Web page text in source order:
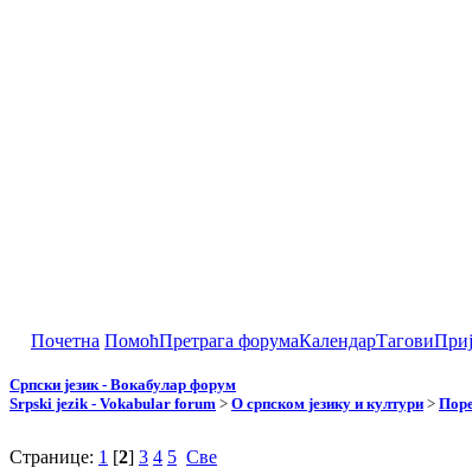
Почетна ПомоћПретрага форумаКалендарТагови
Српски језик - Вокабулар форум
Srpski jezik - Vokabular forum > О српском језику и култури >
Странице: 1 [2] 3 4 5 Све